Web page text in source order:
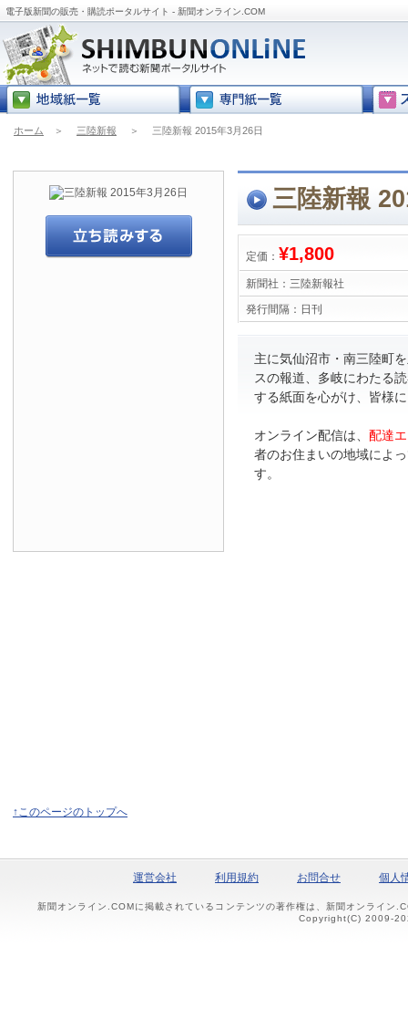
電子版新聞の販売・購読ポータルサイト - 新聞オンライン.COM
ホーム ＞ 三陸新報 ＞ 三陸新報 2015年3月26日
三陸新報
定価： ¥1,800
新聞社： 三陸新報社
発行間隔： 日刊
主に気仙沼市・南三陸町
スの報道、多岐にわたる
する紙面を心がけ、皆様
オンライン配信は、 配達
者のお住まいの地域によ
す。
↑このページのトップへ
運営会社 利用規約 お問合せ 個人
新聞オンライン.COMに掲載されているコンテンツの著作権は、新聞オンライン
Copyright(C) 2009-